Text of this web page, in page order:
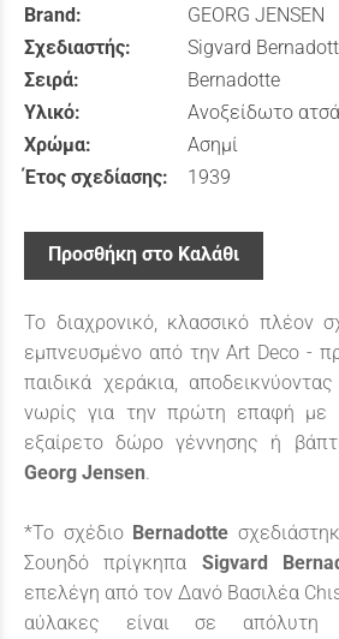
Brand:
GEORG JENSEN
Σχεδιαστής:
Sigvard
Σειρά:
Bernadotte
Υλικό:
Ανοξείδωτο
Χρώμα:
Ασημί
Έτος σχεδίασης:
1939
Προσθήκη στο Καλάθι
Το διαχρονικό, κλασσικό πλέον
εμπνευσμένο από την Art Deco -
παιδικά χεράκια,
νωρίς για την πρώτη επαφή με
εξαίρετο δώρο γέννησης ή
Georg Jensen.
*Το σχέδιο Bernadotte
Σουηδό πρίγκηπα Sigvard
επελέγη από τον Δανό Βασιλέα
αύλακες είναι σε απόλυτη